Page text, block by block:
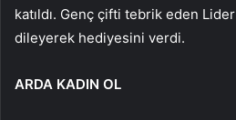
katıldı. Genç çifti tebrik eden
dileyerek hediyesini verdi.
ARDA KADIN OL